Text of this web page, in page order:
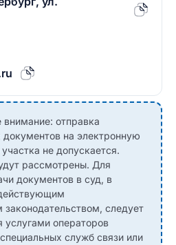
отправка
документов на электронную
не допускается.
рассмотрены. Для
документов в суд, в
следует
услугами операторов
служб связи или